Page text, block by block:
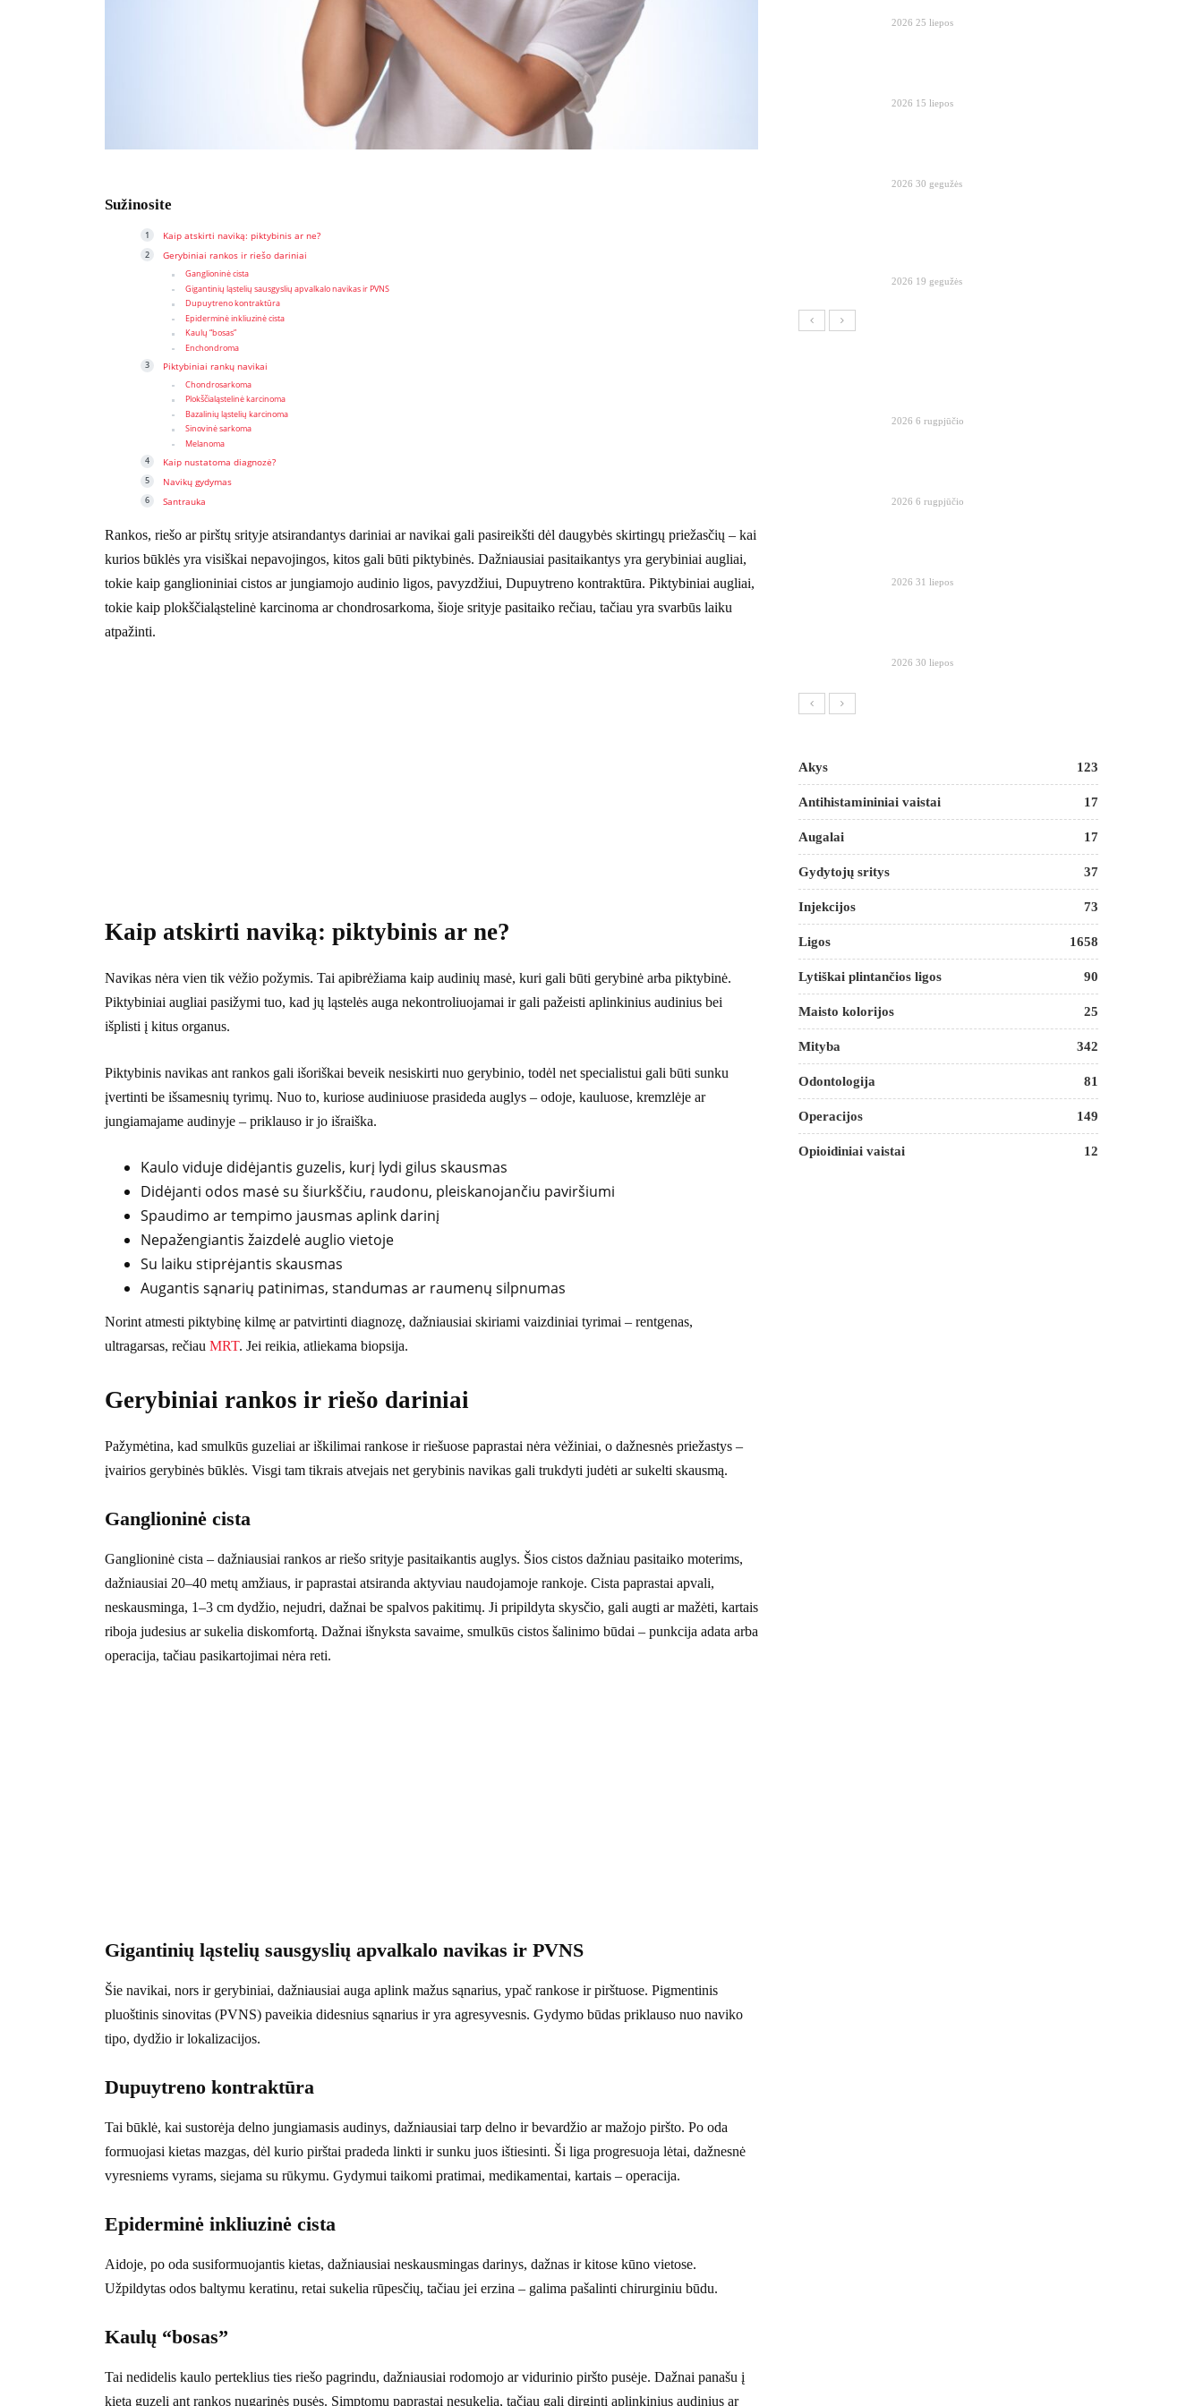
Sužinosite
Kaip atskirti naviką: piktybinis ar ne?
Gerybiniai rankos ir riešo dariniai
Ganglioninė cista
Gigantinių ląstelių sausgyslių apvalkalo navikas ir PVNS
Dupuytreno kontraktūra
Epiderminė inkliuzinė cista
Kaulų “bosas”
Enchondroma
Piktybiniai rankų navikai
Chondrosarkoma
Plokščialąstelinė karcinoma
Bazalinių ląstelių karcinoma
Sinovinė sarkoma
Melanoma
Kaip nustatoma diagnozė?
Navikų gydymas
Santrauka
Rankos, riešo ar pirštų srityje atsirandantys dariniai ar navikai gali pasireikšti dėl daugybės skirtingų priežasčių – kai
kurios būklės yra visiškai nepavojingos, kitos gali būti piktybinės. Dažniausiai pasitaikantys yra gerybiniai augliai,
tokie kaip ganglioniniai cistos ar jungiamojo audinio ligos, pavyzdžiui, Dupuytreno kontraktūra. Piktybiniai augliai,
tokie kaip plokščialąstelinė karcinoma ar chondrosarkoma, šioje srityje pasitaiko rečiau, tačiau yra svarbūs laiku
atpažinti.
Kaip atskirti naviką: piktybinis ar ne?
Navikas nėra vien tik vėžio požymis. Tai apibrėžiama kaip audinių masė, kuri gali būti gerybinė arba piktybinė.
Piktybiniai augliai pasižymi tuo, kad jų ląstelės auga nekontroliuojamai ir gali pažeisti aplinkinius audinius bei
išplisti į kitus organus.
Piktybinis navikas ant rankos gali išoriškai beveik nesiskirti nuo gerybinio, todėl net specialistui gali būti sunku
įvertinti be išsamesnių tyrimų. Nuo to, kuriose audiniuose prasideda auglys – odoje, kauluose, kremzlėje ar
jungiamajame audinyje – priklauso ir jo išraiška.
Kaulo viduje didėjantis guzelis, kurį lydi gilus skausmas
Didėjanti odos masė su šiurkščiu, raudonu, pleiskanojančiu paviršiumi
Spaudimo ar tempimo jausmas aplink darinį
Nepažengiantis žaizdelė auglio vietoje
Su laiku stiprėjantis skausmas
Augantis sąnarių patinimas, standumas ar raumenų silpnumas
Norint atmesti piktybinę kilmę ar patvirtinti diagnozę, dažniausiai skiriami vaizdiniai tyrimai – rentgenas,
ultragarsas, rečiau MRT. Jei reikia, atliekama biopsija.
Gerybiniai rankos ir riešo dariniai
Pažymėtina, kad smulkūs guzeliai ar iškilimai rankose ir riešuose paprastai nėra vėžiniai, o dažnesnės priežastys –
įvairios gerybinės būklės. Visgi tam tikrais atvejais net gerybinis navikas gali trukdyti judėti ar sukelti skausmą.
Ganglioninė cista
Ganglioninė cista – dažniausiai rankos ar riešo srityje pasitaikantis auglys. Šios cistos dažniau pasitaiko moterims,
dažniausiai 20–40 metų amžiaus, ir paprastai atsiranda aktyviau naudojamoje rankoje. Cista paprastai apvali,
neskausminga, 1–3 cm dydžio, nejudri, dažnai be spalvos pakitimų. Ji pripildyta skysčio, gali augti ar mažėti, kartais
riboja judesius ar sukelia diskomfortą. Dažnai išnyksta savaime, smulkūs cistos šalinimo būdai – punkcija adata arba
operacija, tačiau pasikartojimai nėra reti.
Gigantinių ląstelių sausgyslių apvalkalo navikas ir PVNS
Šie navikai, nors ir gerybiniai, dažniausiai auga aplink mažus sąnarius, ypač rankose ir pirštuose. Pigmentinis
pluoštinis sinovitas (PVNS) paveikia didesnius sąnarius ir yra agresyvesnis. Gydymo būdas priklauso nuo naviko
tipo, dydžio ir lokalizacijos.
Dupuytreno kontraktūra
Tai būklė, kai sustorėja delno jungiamasis audinys, dažniausiai tarp delno ir bevardžio ar mažojo piršto. Po oda
formuojasi kietas mazgas, dėl kurio pirštai pradeda linkti ir sunku juos ištiesinti. Ši liga progresuoja lėtai, dažnesnė
vyresniems vyrams, siejama su rūkymu. Gydymui taikomi pratimai, medikamentai, kartais – operacija.
Epiderminė inkliuzinė cista
Aidoje, po oda susiformuojantis kietas, dažniausiai neskausmingas darinys, dažnas ir kitose kūno vietose.
Užpildytas odos baltymu keratinu, retai sukelia rūpesčių, tačiau jei erzina – galima pašalinti chirurginiu būdu.
Kaulų “bosas”
Tai nedidelis kaulo perteklius ties riešo pagrindu, dažniausiai rodomojo ar vidurinio piršto pusėje. Dažnai panašu į
kietą guzelį ant rankos nugarinės pusės. Simptomų paprastai nesukelia, tačiau gali dirginti aplinkinius audinius ar
2026 25 liepos
2026 15 liepos
2026 30 gegužės
2026 19 gegužės
2026 6 rugpjūčio
2026 6 rugpjūčio
2026 31 liepos
2026 30 liepos
Akys 123
Antihistamininiai vaistai 17
Augalai 17
Gydytojų sritys 37
Injekcijos 73
Ligos 1658
Lytiškai plintančios ligos 90
Maisto kolorijos 25
Mityba 342
Odontologija 81
Operacijos 149
Opioidiniai vaistai 12